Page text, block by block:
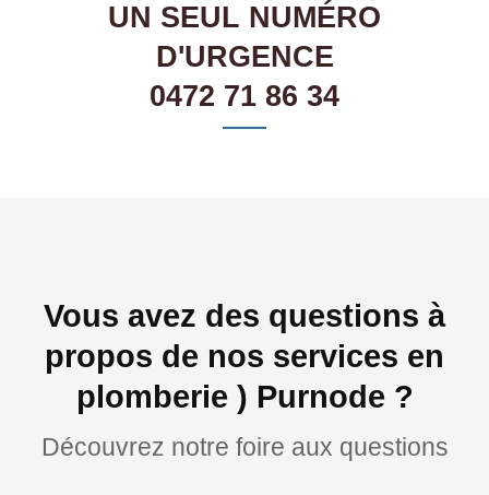
UN SEUL NUMÉRO
D'URGENCE
0472 71 86 34
Vous avez des questions à
propos de nos services en
plomberie ) Purnode ?
Découvrez notre foire aux questions